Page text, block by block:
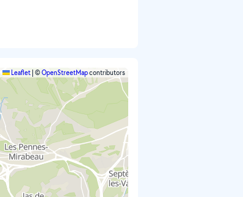
Leaflet ©OpenStreetMapcontributors